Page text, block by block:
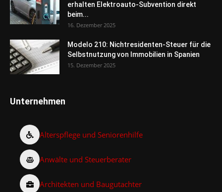
erhalten Elektroauto-Subvention direkt
beim...
16. Dezember 2025
Modelo 210: Nichtresidenten-Steuer für die
Selbstnutzung von Immobilien in Spanien
15. Dezember 2025
Unternehmen
Alterspflege und Seniorenhilfe
Anwälte und Steuerberater
Architekten und Baugutachter